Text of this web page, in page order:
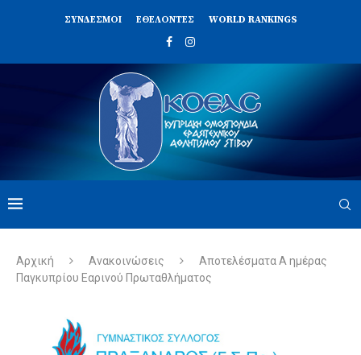
ΣΥΝΔΈΣΜΟΙ ΕΘΕΛΟΝΤΈΣ WORLD RANKINGS
Αρχική Ανακοινώσεις
Αποτελέσματα Α ημέρας
Παγκυπρίου Εαρινού Πρωταθλήματος